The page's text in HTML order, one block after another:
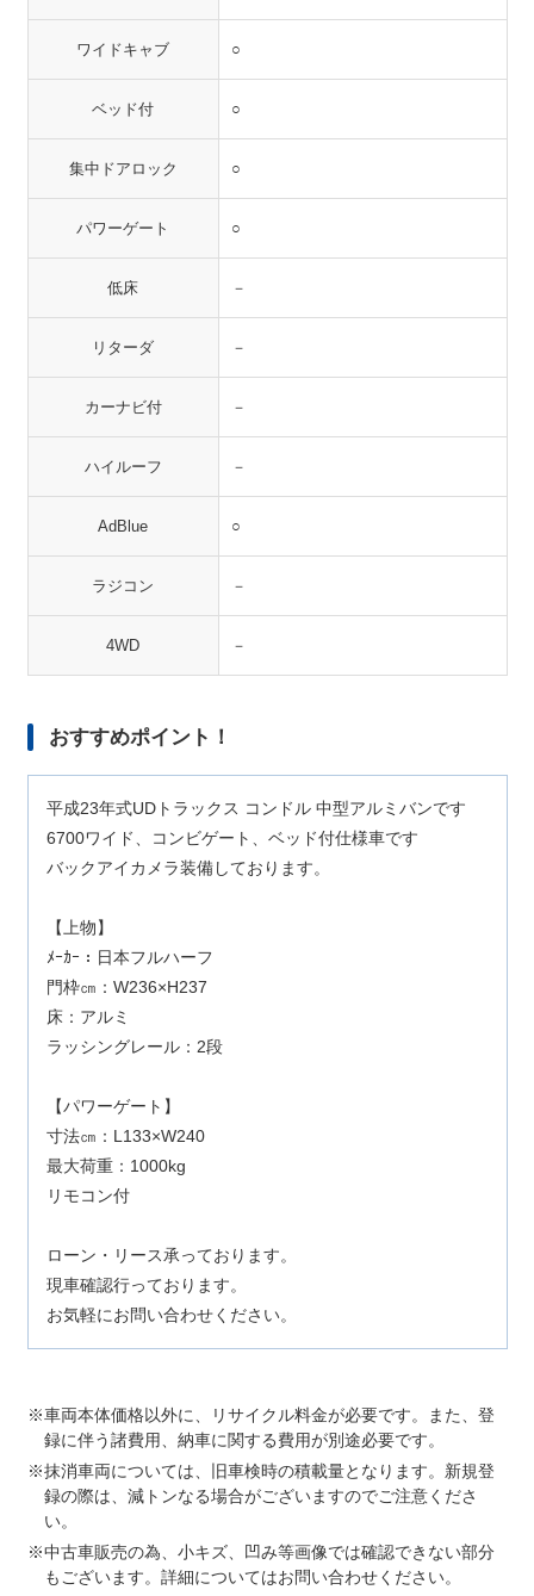
ワイドキャブ ○
ベッド付 ○
集中ドアロック ○
パワーゲート ○
低床 －
リターダ －
カーナビ付 －
ハイルーフ －
AdBlue ○
ラジコン －
4WD －
おすすめポイント！
平成23年式UDトラックス コンドル 中型アルミバンです
6700ワイド、コンビゲート、ベッド付仕様車です
バックアイカメラ装備しております。
【上物】
ﾒｰｶｰ：日本フルハーフ
門枠㎝：W236×H237
床：アルミ
ラッシングレール：2段
【パワーゲート】
寸法㎝：L133×W240
最大荷重：1000kg
リモコン付
ローン・リース承っております。
現車確認行っております。
お気軽にお問い合わせください。
車両本体価格以外に、リサイクル料金が必要です。また、登
録に伴う諸費用、納車に関する費用が別途必要です。
抹消車両については、旧車検時の積載量となります。新規登
録の際は、減トンなる場合がございますのでご注意くださ
い。
中古車販売の為、小キズ、凹み等画像では確認できない部分
もございます。詳細についてはお問い合わせください。